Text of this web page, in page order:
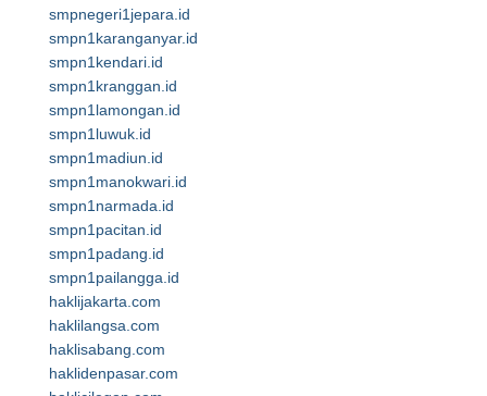
smpnegeri1jepara.id
smpn1karanganyar.id
smpn1kendari.id
smpn1kranggan.id
smpn1lamongan.id
smpn1luwuk.id
smpn1madiun.id
smpn1manokwari.id
smpn1narmada.id
smpn1pacitan.id
smpn1padang.id
smpn1pailangga.id
haklijakarta.com
haklilangsa.com
haklisabang.com
haklidenpasar.com